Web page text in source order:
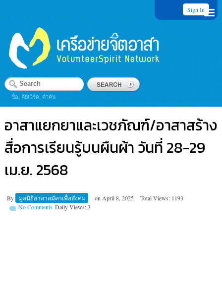
Sign In
ชื่อ, คีย์เวิร์ด, คำค้น
อาสาแยกยาและเวชภัณฑ์/อาสาสร้าง
สื่อการเรียนรู้บนผืนผ้า วันที่ 28-29
เม.ย. 2568
By มูลนิธิอาสาสมัครเพื่อสังคม on April 8, 2025
Total Views: 1193
Daily Views: 3
No Comments